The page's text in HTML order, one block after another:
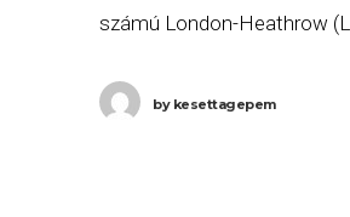
számú London-Heathrow
2022.02.21-én 8:00-kor
bykesettagepem